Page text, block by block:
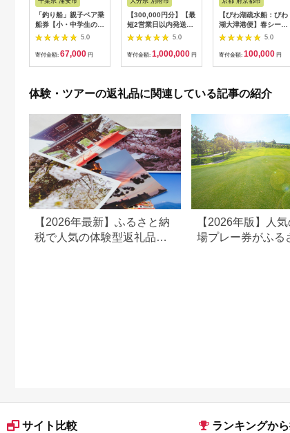
「釣り船」親子ペア乗
船券【小・中学生のお
子様】
5.0
寄付金額: 67,000 円
【300,000円分】【最
短2営業日以内発送】
別府市内の旅館やホテ
ルで使用できる宿泊補
助券 楽しい旅の思い
円 30万円 ホテル 旅
館 温泉 旅行 観光 ト
お泊り 別府温泉 別府
観光 地獄めぐり 旅 お
すすめ 人気 体験型 節
約_B030-007
5.0
寄付金額: 1,000,000 円
【びわ湖疏水船：びわ
湖大津港便】春シーズ
ン先行予約権（２名様
分の乗船予約の権利）
5.0
寄付金額: 100,000 円
体験・ツアーの返礼品に関連している記事の紹介
【2026年最新】ふるさと納
税で人気の体験型返礼品！
【2026年版】人
場プレー券がふる
サイト比較 ランキングか